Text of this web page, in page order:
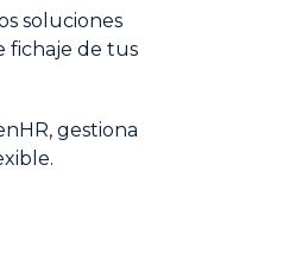
soluciones
fichaje de tus
gestiona